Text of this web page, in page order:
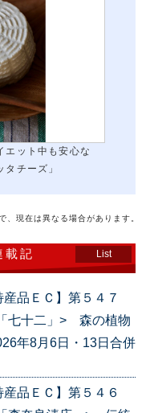
エット中も安心な
タチーズ」
、現在は異なる場合があります。
載記
List
産品ＥＣ】第５４７
七十二」> 森の植物
年8月6日・13日合併
産品ＥＣ】第５４６